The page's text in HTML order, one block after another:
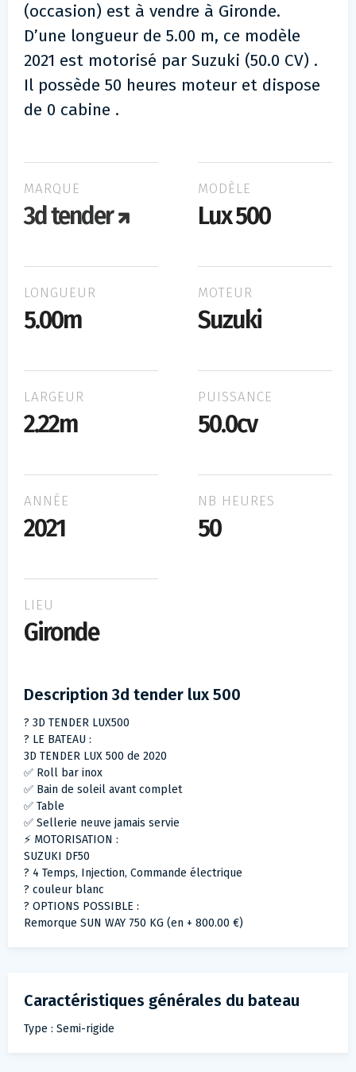
(occasion) est à vendre à Gironde.
D’une longueur de 5.00 m, ce modèle
2021 est motorisé par Suzuki (50.0 CV) .
Il possède 50 heures moteur et dispose
de 0 cabine .
MARQUE
3d tender
MODÈLE
Lux 500
LONGUEUR
5.00m
MOTEUR
Suzuki
LARGEUR
2.22m
PUISSANCE
50.0cv
ANNÉE
2021
NB HEURES
50
LIEU
Gironde
Description 3d tender lux 500
? 3D TENDER LUX500
?️ LE BATEAU :
3D TENDER LUX 500 de 2020
✅ Roll bar inox
✅ Bain de soleil avant complet
✅ Table
✅ Sellerie neuve jamais servie
⚡ MOTORISATION :
SUZUKI DF50
? 4 Temps, Injection, Commande électrique
? couleur blanc
?️ OPTIONS POSSIBLE :
Remorque SUN WAY 750 KG (en + 800.00 €)
Caractéristiques générales du bateau
Type : Semi-rigide